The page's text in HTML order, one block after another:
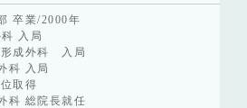
卒業/2000年
入局
形成外科 入局
科 入局
取得
科 総院長就任